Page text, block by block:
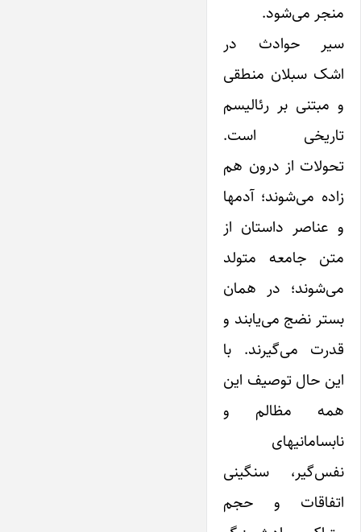
منجر می‌شود.
سیر حوادث در
اشک سبلان منطقی
و مبتنی بر رئالیسم
تاریخی است.
تحولات از درون هم
زاده می‌شوند؛ آدمها
و عناصر داستان از
متن جامعه متولد
می‌شوند؛ در همان
بستر نضج می‌یابند و
قدرت می‌گیرند. با
این حال توصیف این
همه مظالم و
نابسامانیهای
نفس‌گیر، سنگینی
اتفاقات و حجم